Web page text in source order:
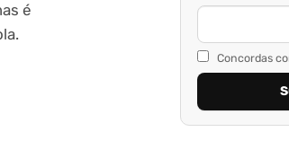
é
Concordas